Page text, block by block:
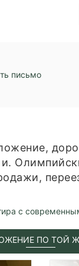
письмо
с
ПО ТОЙ